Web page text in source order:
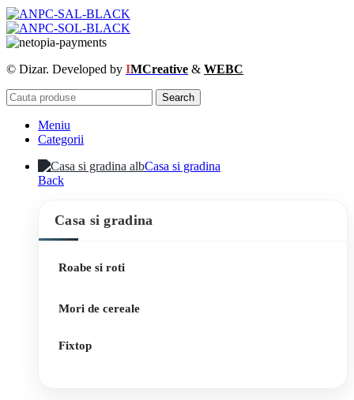
© Dizar. Developed by IMCreative & WEBC
Search
Meniu
Categorii
Casa si gradina
Back
Casa si gradina
Roabe si roti
Mori de cereale
Fixtop